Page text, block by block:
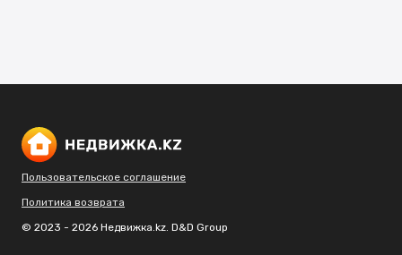
Пользовательское соглашение
Политика возврата
© 2023 - 2026 Недвижка.kz. D&D Group